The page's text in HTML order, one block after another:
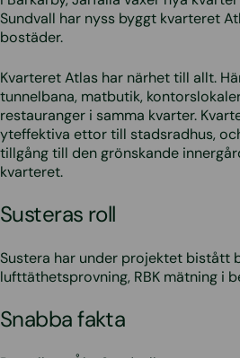
Sundvall har nyss byggt kvarteret
bostäder.
Kvarteret Atlas har närhet till allt.
tunnelbana, matbutik,
restauranger i samma kvarter.
yteffektiva ettor till stadsradhus,
tillgång till den grönskande
kvarteret.
Susteras roll
Sustera har under projektet bistått
lufttäthetsprovning, RBK mätning i
Snabba fakta